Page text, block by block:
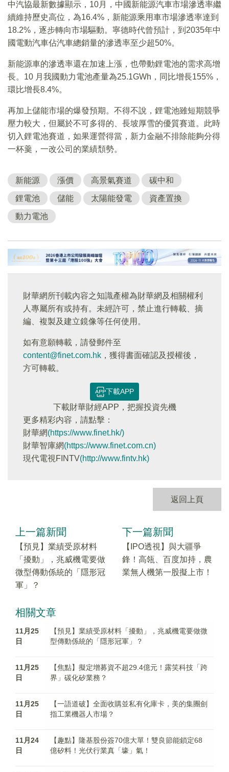
中汽協最新數據顯示，10月，中國新能源汽車市場滲透率繼
續維持歷史高位，為16.4%，新能源乘用車市場滲透率達到
18.2%，逐步轉向市場驅動。寧德時代曾預計，到2035年中
國電動汽車佔汽車總銷量的滲透率至少超50%。
新能源車的滲透率還在加速上漲，也帶動鋰電池的需求高增
長。10 月我國動力電池產量為25.1GWh，同比增長155%，
環比增長8.4%。
再加上儲能市場的爆發預期。不得不說，鋰電池雖短期競爭
壓力較大，但屬於不可多得的、長坡厚雪的優質賽道。此時
切入鋰電池賽道，如果運營得當，新力金融不排除能夠分得
一杯羹，一改公司的業績頹勢。
新能源 漲價 高景氣賽道 碳中和
鋰電池 儲能 太陽能發電 資產置換
動力電池
財華網所刊載內容之知識產權為財華網及相關權利
人專屬所有或持有。未經許可，禁止進行轉載、摘
編、複製及建立鏡像等任何使用。
如有意願轉載，請發郵件至
content@finet.com.hk ，獲得書面確認及授權後，
方可轉載。
下載APP
下載財華財經APP，把握投資先機
更多精彩内容，請點擊：
財華網(https://www.finet.hk/)
財華智庫網(https://www.finet.com.cn)
現代電視FINTV(http://www.fintv.hk)
返回上頁
上一篇新聞
【預見】業績受原材料
「擾動」，兆威機電要做
微型傳動係統的「隱形冠
軍」？
下一篇新聞
【IPO透視】與大疆爭
鋒！高瓴、百度加持，農
業無人機第一股擬上市！
相關文章
11月25
日
【預見】業績受原材料「擾動」，兆威機電要做微
型傳動係統的「隱形冠軍」？
11月25
日
【焦點】擬定增募資不超29.4億元！露笑科技「跨
界」碳化矽業務？
11月25
日
【一語道破】全面收購並私有化庫卡，美的集團劍
指工業機器人市場？
11月24
日
【趣點】隆基股份簽70億大單！雙良節能鎖定68
億矽料！光伏行業真「壕」氣！